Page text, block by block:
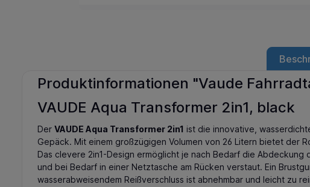
Produktinformationen "Vaude
VAUDE Aqua Transformer 2in1, black
Der VAUDE Aqua Transformer 2in1 ist die innovative,
Gepäck. Mit einem großzügigen Volumen von 26 Litern bietet der
Das clevere 2in1-Design ermöglicht je nach Bedarf die
und bei Bedarf in einer Netztasche am Rücken verstaut. Ein
wasserabweisendem Reißverschluss ist abnehmbar und leicht zu